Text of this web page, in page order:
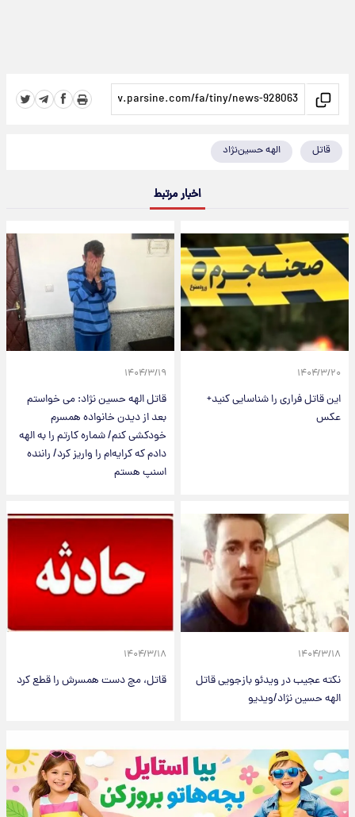
قاتل الهه حسین‌نژاد
اخبار مرتبط
۱۴۰۴/۳/۲۰
این قاتل فراری را شناسایی کنید+
عکس
۱۴۰۴/۳/۱۹
قاتل الهه حسین‌ نژاد: می خواستم
بعد از دیدن خانواده همسرم
خودکشی کنم/ شماره کارتم را به الهه
دادم که کرایه‌ام را واریز کرد/ راننده
اسنپ هستم
۱۴۰۴/۳/۱۸
نکته عجیب در ویدئو بازجویی قاتل
الهه حسین نژاد/ویدیو
۱۴۰۴/۳/۱۸
قاتل، مچ دست همسرش را قطع کرد